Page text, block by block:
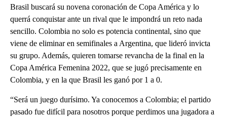
Brasil buscará su novena coronación de Copa América y lo
querrá conquistar ante un rival que le impondrá un reto nada
sencillo. Colombia no solo es potencia continental, sino que
viene de eliminar en semifinales a Argentina, que lideró invicta
su grupo. Además, quieren tomarse revancha de la final en la
Copa América Femenina 2022, que se jugó precisamente en
Colombia, y en la que Brasil les ganó por 1 a 0.
“Será un juego durísimo. Ya conocemos a Colombia; el partido
pasado fue difícil para nosotros porque perdimos una jugadora a